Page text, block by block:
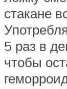
стакане
5 раз в
чтобы